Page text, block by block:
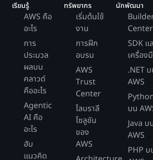
เรียนรู้
AWS คือ
อะไร
การ
ประมวล
ผลบน
คลาวด์
คืออะไร
Agentic
AI คือ
อะไร
ฮับ
แนวคิด
ทรัพยากร
เริ่มต้นใช้
งาน
การฝึก
อบรม
AWS
Trust
Center
ไลบราลี
โซลูชัน
ของ
AWS
นักพัฒนา
Center
SDK แ
เครื่อง
.NET
AWS
บน
Java บ
AWS
PHP บ